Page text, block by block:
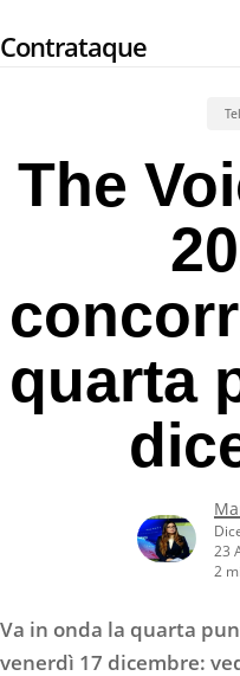
to
Contrataque
The
quarta
23
2
Va in onda la quarta
venerdì 17 dicembre: